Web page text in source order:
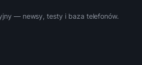
— newsy, testy i baza telefonów.